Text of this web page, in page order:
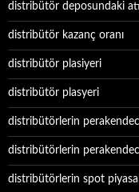
distribütör deposundaki
distribütör kazanç oranı
distribütör plasiyeri
distribütör plasyeri
distribütörlerin
distribütörlerin
distribütörlerin spot